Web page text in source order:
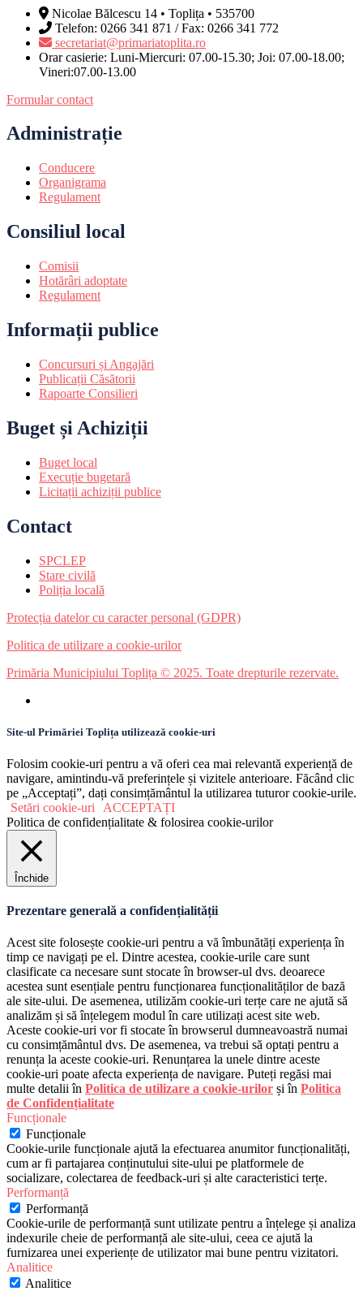
Nicolae Bălcescu 14 • Toplița • 535700
Telefon: 0266 341 871 / Fax: 0266 341 772
secretariat@primariatoplita.ro
Orar casierie: Luni-Miercuri: 07.00-15.30; Joi: 07.00-18.00;
Vineri:07.00-13.00
Formular contact
Administrație
Conducere
Organigrama
Regulament
Consiliul local
Comisii
Hotărâri adoptate
Regulament
Informații publice
Concursuri și Angajări
Publicații Căsătorii
Rapoarte Consilieri
Buget și Achiziții
Buget local
Execuție bugetară
Licitații achiziții publice
Contact
SPCLEP
Stare civilă
Poliția locală
Protecția datelor cu caracter personal (GDPR)
Politica de utilizare a cookie-urilor
Primăria Municipiului Toplița © 2025. Toate drepturile rezervate.
Site-ul Primăriei Toplița utilizează cookie-uri
Folosim cookie-uri pentru a vă oferi cea mai relevantă experiență de
navigare, amintindu-vă preferințele și vizitele anterioare. Făcând clic
pe „Acceptați”, dați consimțământul la utilizarea tuturor cookie-urile.
Setări cookie-uri
ACCEPTAȚI
Politica de confidențialitate & folosirea cookie-urilor
Închide
Prezentare generală a confidențialității
Acest site folosește cookie-uri pentru a vă îmbunătăți experiența în
timp ce navigați pe el. Dintre acestea, cookie-urile care sunt
clasificate ca necesare sunt stocate în browser-ul dvs. deoarece
acestea sunt esențiale pentru funcționarea funcționalităților de bază
ale site-ului. De asemenea, utilizăm cookie-uri terțe care ne ajută să
analizăm și să înțelegem modul în care utilizați acest site web.
Aceste cookie-uri vor fi stocate în browserul dumneavoastră numai
cu consimțământul dvs. De asemenea, va trebui să optați pentru a
renunța la aceste cookie-uri. Renunțarea la unele dintre aceste
cookie-uri poate afecta experiența de navigare. Puteți regăsi mai
multe detalii în Politica de utilizare a cookie-urilor și în Politica
de Confidențialitate
Funcționale
Funcționale
Cookie-urile funcționale ajută la efectuarea anumitor funcționalități,
cum ar fi partajarea conținutului site-ului pe platformele de
socializare, colectarea de feedback-uri și alte caracteristici terțe.
Performanță
Performanță
Cookie-urile de performanță sunt utilizate pentru a înțelege și analiza
indexurile cheie de performanță ale site-ului, ceea ce ajută la
furnizarea unei experiențe de utilizator mai bune pentru vizitatori.
Analitice
Analitice